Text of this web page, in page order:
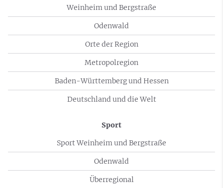
Weinheim und Bergstraße
Odenwald
Orte der Region
Metropolregion
Baden-Württemberg und Hessen
Deutschland und die Welt
Sport
Sport Weinheim und Bergstraße
Odenwald
Überregional